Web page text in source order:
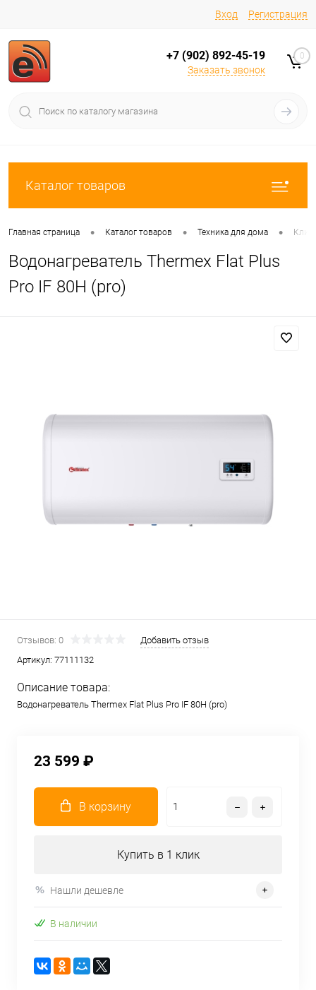
Вход Регистрация
+7 (902) 892-45-19
Заказать звонок
0
Каталог товаров
Главная страница • Каталог товаров • Техника для дома •
Водонагреватель Thermex Flat Plus
Pro IF 80H (pro)
Отзывов: 0
Добавить отзыв
Артикул: 77111132
Описание товара:
Водонагреватель Thermex Flat Plus Pro IF 80H (pro)
23 599 ₽
В корзину
Купить в 1 клик
Нашли дешевле
В наличии